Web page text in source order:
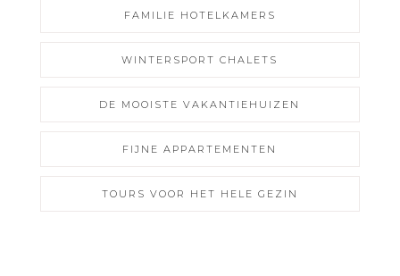
FAMILIE HOTELKAMERS
WINTERSPORT CHALETS
DE MOOISTE VAKANTIEHUIZEN
FIJNE APPARTEMENTEN
TOURS VOOR HET HELE GEZIN